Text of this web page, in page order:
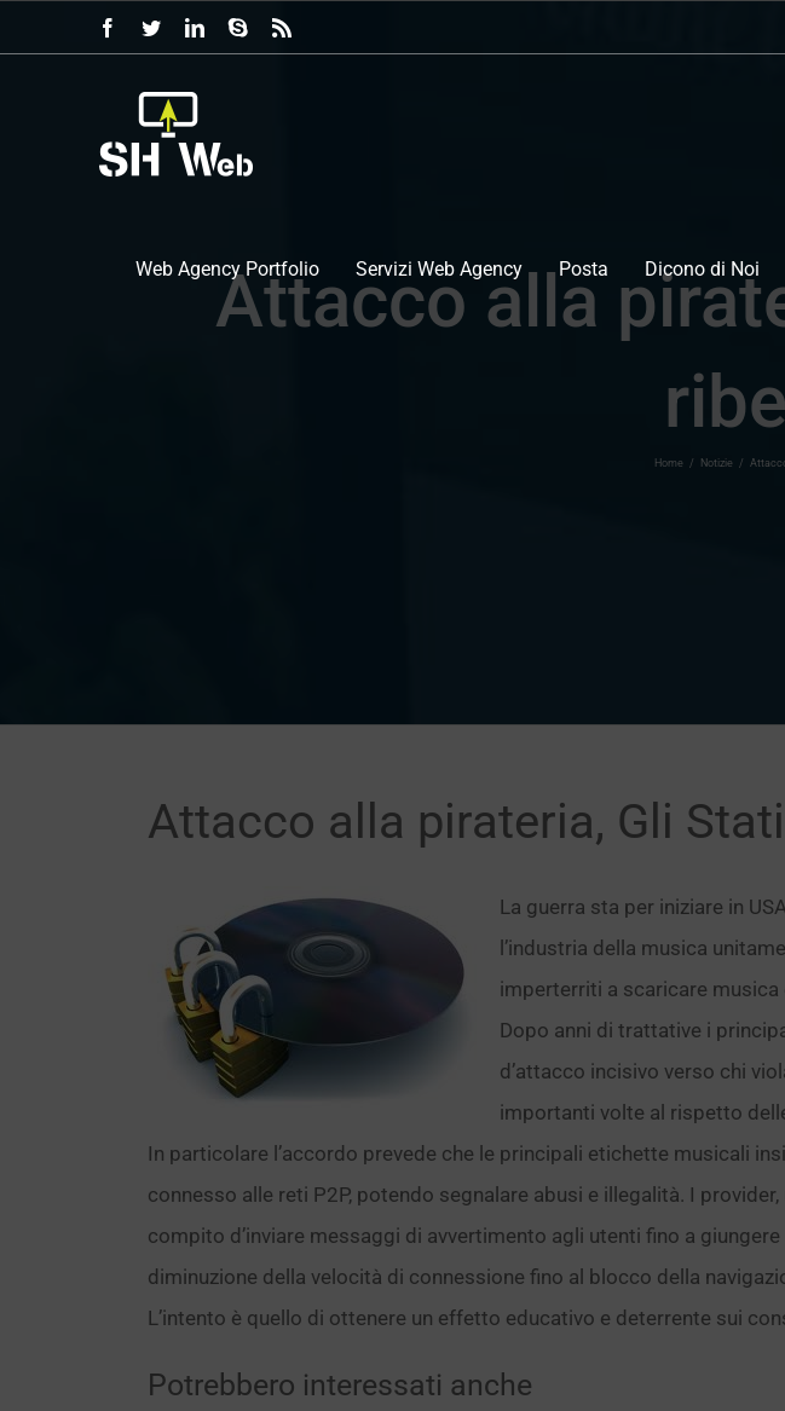
al
Facebook
TwitterLinkedIn
Skype
Web Agency Portfolio Servizi Web Agency Posta Dicono di Noi
Attacco alla
Home / Notizie /
Attacco alla pirateria, Gli
La guerra sta per iniziare in
l’industria della musica
imperterriti a scaricare musica
Dopo anni di trattative i
d’attacco incisivo verso chi
importanti volte al rispetto
In particolare l’accordo prevede che le principali etichette musicali
connesso alle reti P2P, potendo segnalare abusi e illegalità. I
compito d’inviare messaggi di avvertimento agli utenti fino a
diminuzione della velocità di connessione fino al blocco della
L’intento è quello di ottenere un effetto educativo e deterrente sui
Potrebbero interessati anche